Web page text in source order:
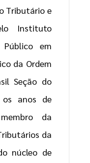
Tributário e
Instituto
Público em
da Ordem
Seção do
os anos de
da
da
núcleo de